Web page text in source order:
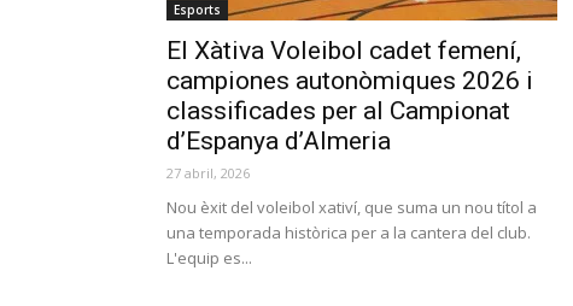
Esports
El Xàtiva Voleibol cadet femení,
campiones autonòmiques 2026 i
classificades per al Campionat
d’Espanya d’Almeria
27 abril, 2026
Nou èxit del voleibol xativí, que suma un nou títol a
una temporada històrica per a la cantera del club.
L'equip es...